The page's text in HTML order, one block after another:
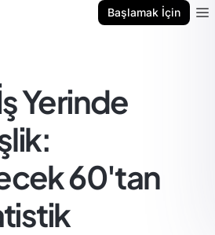
Başlamak İçin
Yerinde
60'tan